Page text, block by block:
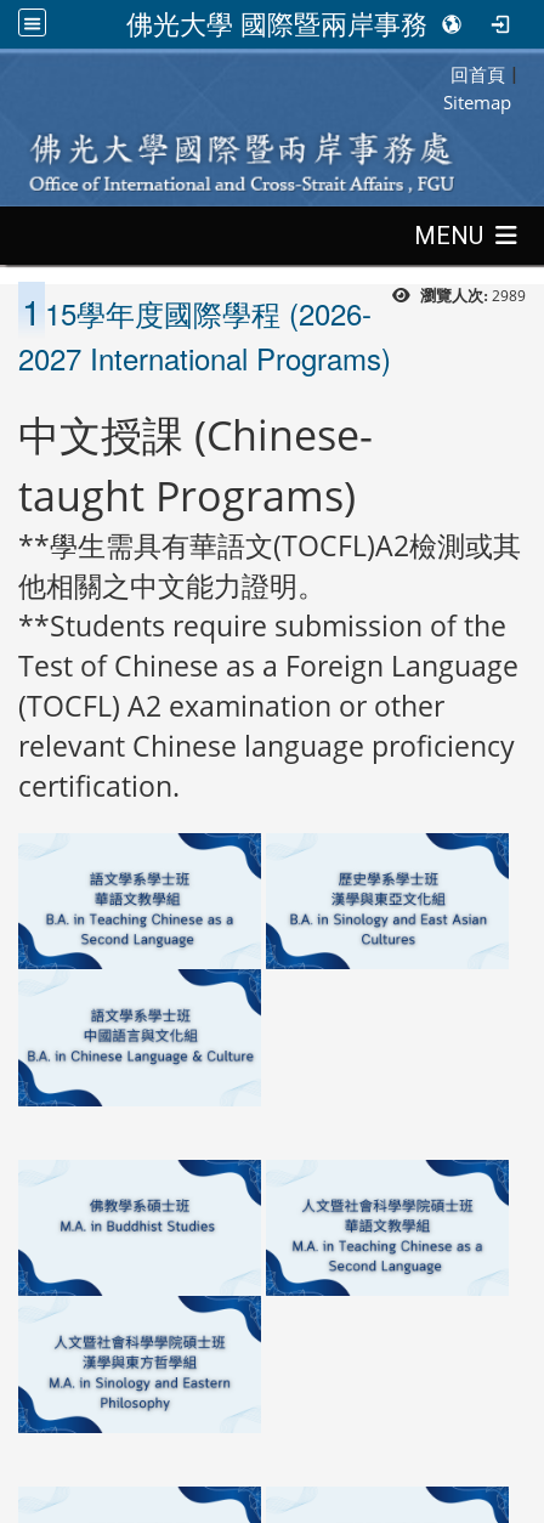
佛光大學 國際暨兩岸事務處
:::
回首頁 |
Sitemap
MENU
瀏覽人次: 2989
1 15學年度國際學程 (2026-
2027 International Programs)
中文授課 (Chinese-
taught Programs)
**學生需具有華語文(TOCFL)A2檢測或其
他相關之中文能力證明。
**Students require submission of the
Test of Chinese as a Foreign Language
(TOCFL) A2 examination or other
relevant Chinese language proficiency
certification.